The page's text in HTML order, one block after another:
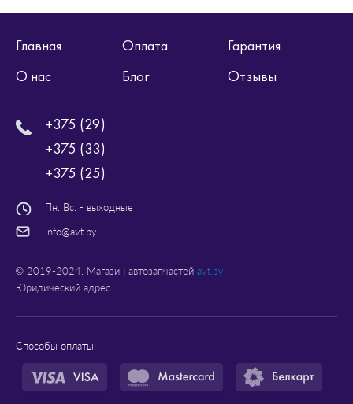
Главная Оплата
Гарантия
О нас
Блог Отзывы
+375 (29)
+375 (33)
+375 (25)
Пн. Вс. - выходные
info@avt.by
© 2019-2024. Магазин автозапчастей avt.by
Юридический адрес:
Способы оплаты: